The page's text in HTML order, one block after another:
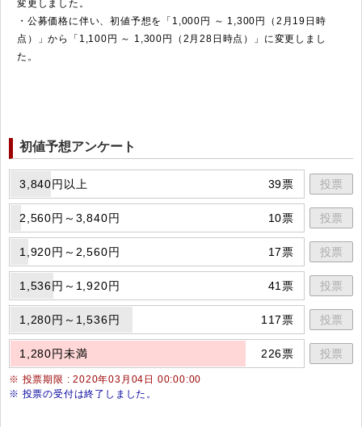
変更しました。
・公募価格に伴い、初値予想を「1,000円 ～ 1,300円（2月19日時
点）」から「1,100円 ～ 1,300円（2月28日時点）」に変更しまし
た。
初値予想アンケート
3,840円以上 39票 投票
2,560円～3,840円 10票 投票
1,920円～2,560円 17票 投票
1,536円～1,920円 41票 投票
1,280円～1,536円 117票 投票
1,280円未満 226票 投票
※ 投票期限 : 2020年03月04日 00:00:00
※ 投票の受付は終了しました。